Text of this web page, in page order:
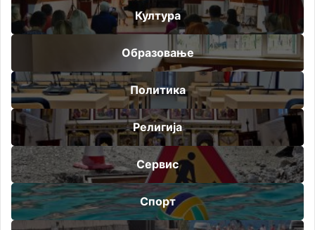
Култура
Образовање
Политика
Религија
Сервис
Спорт